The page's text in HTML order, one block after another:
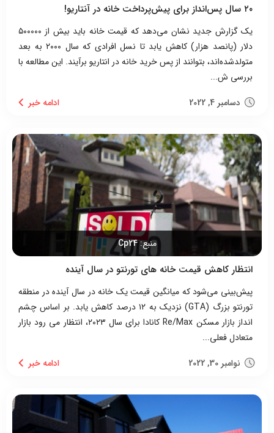
۲۰ سال پس‌انداز برای پیش‌پرداخت خانه در آنتاریو!
یک گزارش جدید نشان می‌دهد که قیمت خانه باید بیش از ۵۰۰۰۰۰
دلار (پانصد هزار) کاهش یابد تا نسل افرادی که سال ۲۰۰۰ به بعد
متولدشده‌اند، بتوانند از پس خرید خانه در انتاریو برآیند. این مطالعه با
بررسی ش...
دسامبر 4, 2022
منبع:Cp24
انتظار کاهش قیمت خانه های تورنتو در سال آینده
پیش‌بینی می‌شود که میانگین قیمت یک خانه در سال آینده در منطقه
تورنتو بزرگ (GTA) نزدیک به ۱۲ درصد کاهش یابد. بر اساس چشم
انداز بازار مسکن Re/Max کانادا برای سال ۲۰۲۳، انتظار می رود بازار
متعادل فعلی...
نوامبر 30, 2022